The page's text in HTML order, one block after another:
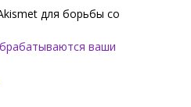
для борьбы со
ваши